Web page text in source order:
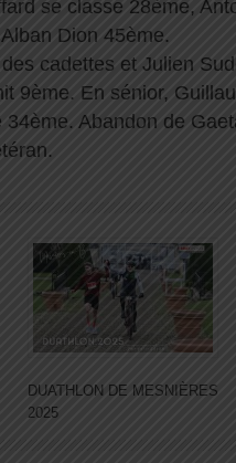
se classe 28ème,
Dion 45ème.
cadettes et Julien
9ème. En sénior,
Abandon de
DUATHLON DE MESNIÈRES
2025